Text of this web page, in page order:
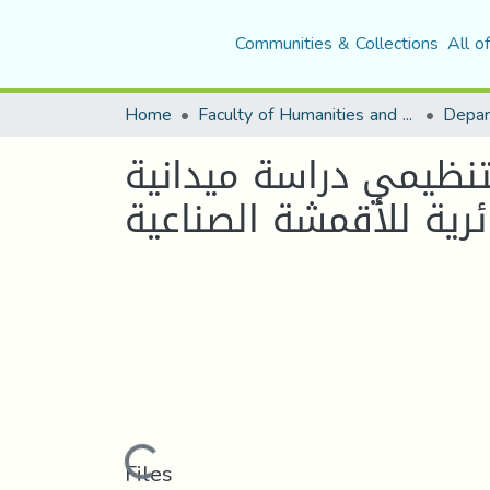
Communities & Collections All
Home Faculty of Humanities and Social Sciences
دراسة ميدانية
Files